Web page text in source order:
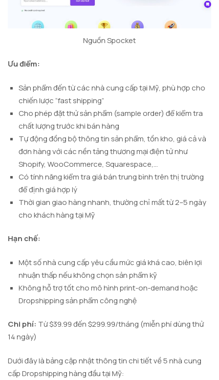
Nguồn Spocket
Ưu điểm:
Sản phẩm đến từ các nhà cung cấp tại Mỹ, phù hợp cho
chiến lược “fast shipping”
Cho phép đặt thử sản phẩm (sample order) để kiểm tra
chất lượng trước khi bán hàng
Tự động đồng bộ thông tin sản phẩm, tồn kho, giá cả và
đơn hàng với các nền tảng thương mại điện tử như
Shopify, WooCommerce, Squarespace,…
Có tính năng kiểm tra giá bán trung bình trên thị trường
để định giá hợp lý
Thời gian giao hàng nhanh, thường chỉ mất từ 2–5 ngày
cho khách hàng tại Mỹ
Hạn chế:
Một số nhà cung cấp yêu cầu mức giá khá cao, biên lợi
nhuận thấp nếu không chọn sản phẩm kỹ
Không hỗ trợ tốt cho mô hình print-on-demand hoặc
Dropshipping sản phẩm công nghệ
Chi phí: Từ $39.99 đến $299.99/tháng (miễn phí dùng thử
14 ngày)
Dưới đây là bảng cập nhật thông tin chi tiết về 5 nhà cung
cấp Dropshipping hàng đầu tại Mỹ: